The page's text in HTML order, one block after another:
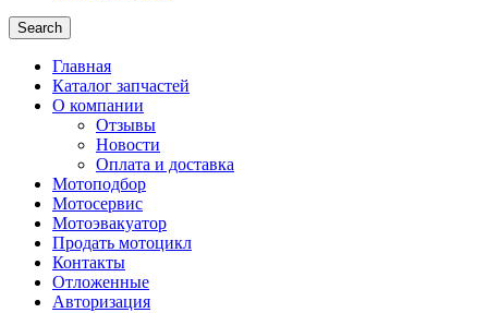
Search
Главная
Каталог запчастей
О компании
Отзывы
Новости
Оплата и доставка
Мотоподбор
Мотосервис
Мотоэвакуатор
Продать мотоцикл
Контакты
Отложенные
Авторизация